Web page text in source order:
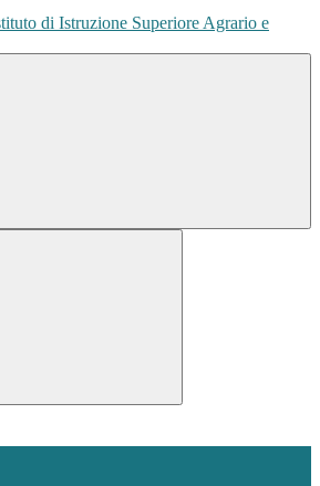
di Istruzione Superiore Agrario e